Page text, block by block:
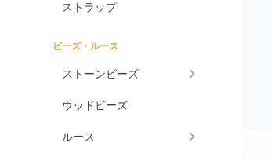
ストラップ
ビーズ・ルース
ストーンビーズ
ウッドビーズ
ルース